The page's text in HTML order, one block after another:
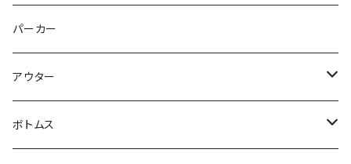
トップス
パンツ
パーカー
アウター
ジャケット
ボトムス